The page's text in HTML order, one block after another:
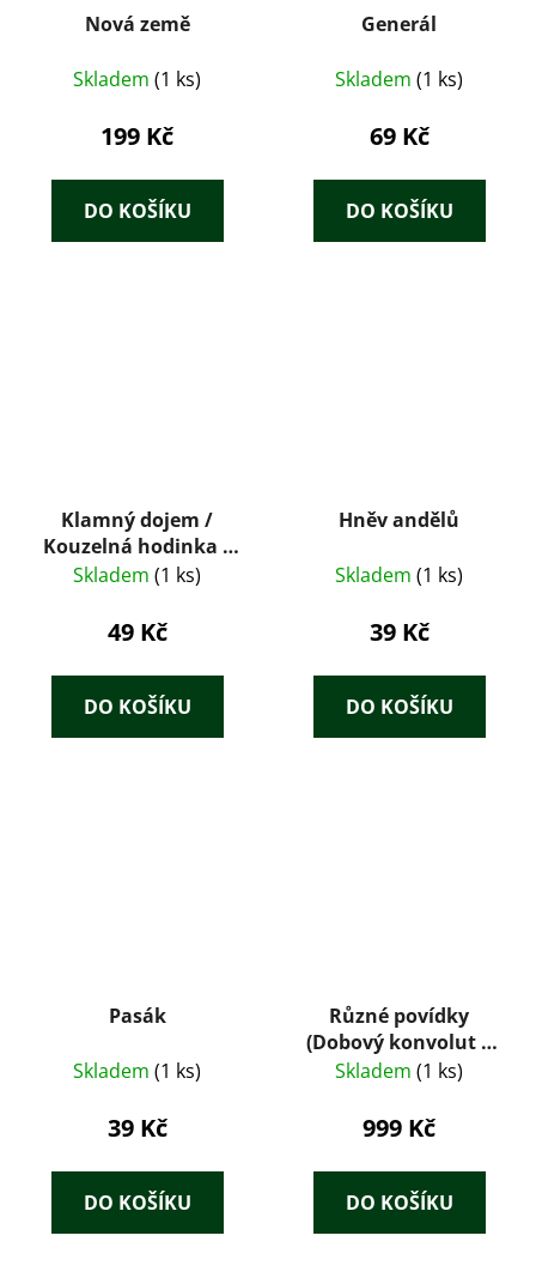
Nová země
Skladem (1 ks)
199 Kč
DO KOŠÍKU
Generál
Skladem (1 ks)
69 Kč
DO KOŠÍKU
Klamný dojem /
Kouzelná hodinka /
Advokát / Největší
Skladem (1 ks)
49 Kč
DO KOŠÍKU
Hněv andělů
Skladem (1 ks)
39 Kč
DO KOŠÍKU
Pasák
Skladem (1 ks)
39 Kč
DO KOŠÍKU
Různé povídky
(Dobový konvolut 8
tisků: Tolstoj,
Dickens, Jókai) – J.
Skladem (1 ks)
999 Kč
DO KOŠÍKU